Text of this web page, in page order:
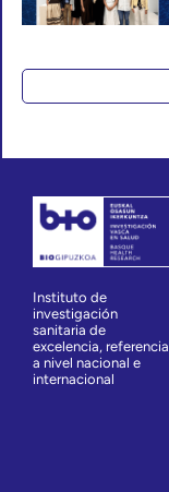
Instituto de
investigación
sanitaria de
excelencia, referencia
a nivel nacional e
internacional